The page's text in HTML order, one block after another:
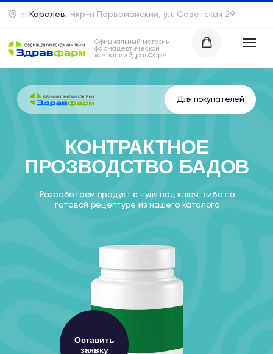
компании ЗдравФарм
г. Королёв , мкр-н Первомайский, ул. Советская 29
готовой рецептуре из нашего каталога
Маркировка
в системе
честный знак
КОНТРАКТНОЕ